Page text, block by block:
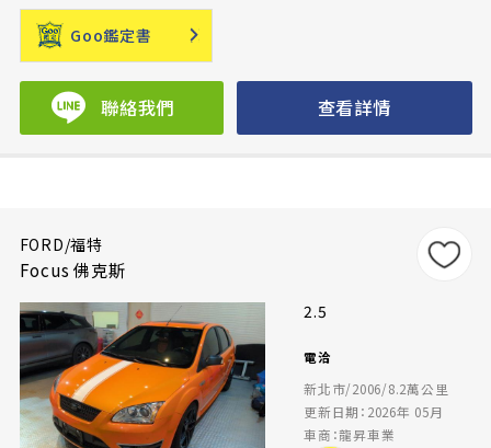
Goo鑑定書
聯絡我們 查看詳情
FORD/福特
Focus 佛克斯
2.5
電洽
新北市/2006/8.2萬公里
更新日期：2026年 05月
車商：龍昇車業